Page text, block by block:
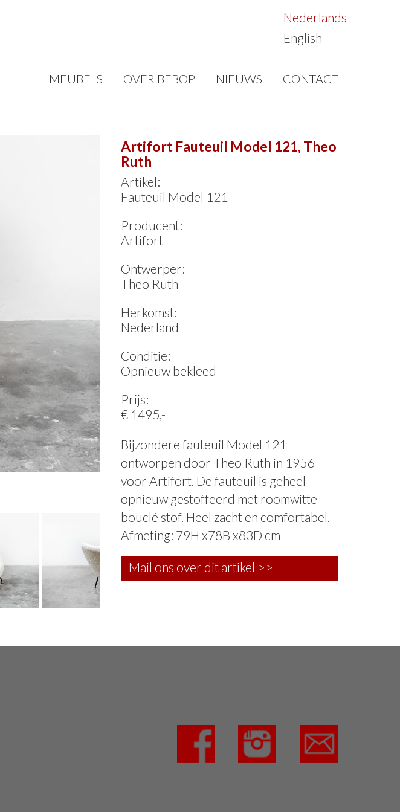
MEUBELS OVER BEBOP NIEUWS CONTACT
Nederlands
English
Artifort Fauteuil Model 121, Theo
Ruth
Artikel:
Fauteuil Model 121
Producent:
Artifort
Ontwerper:
Theo Ruth
Herkomst:
Nederland
Conditie:
Opnieuw bekleed
Prijs:
€ 1495,-
Bijzondere fauteuil Model 121
ontworpen door Theo Ruth in 1956
voor Artifort. De fauteuil is geheel
opnieuw gestoffeerd met roomwitte
bouclé stof. Heel zacht en comfortabel.
Afmeting: 79H x78B x83D cm
Mail ons over dit artikel >>